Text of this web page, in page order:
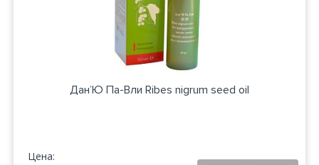
Дан’Ю Па-Вли Ribes nigrum seed oil
Цена: